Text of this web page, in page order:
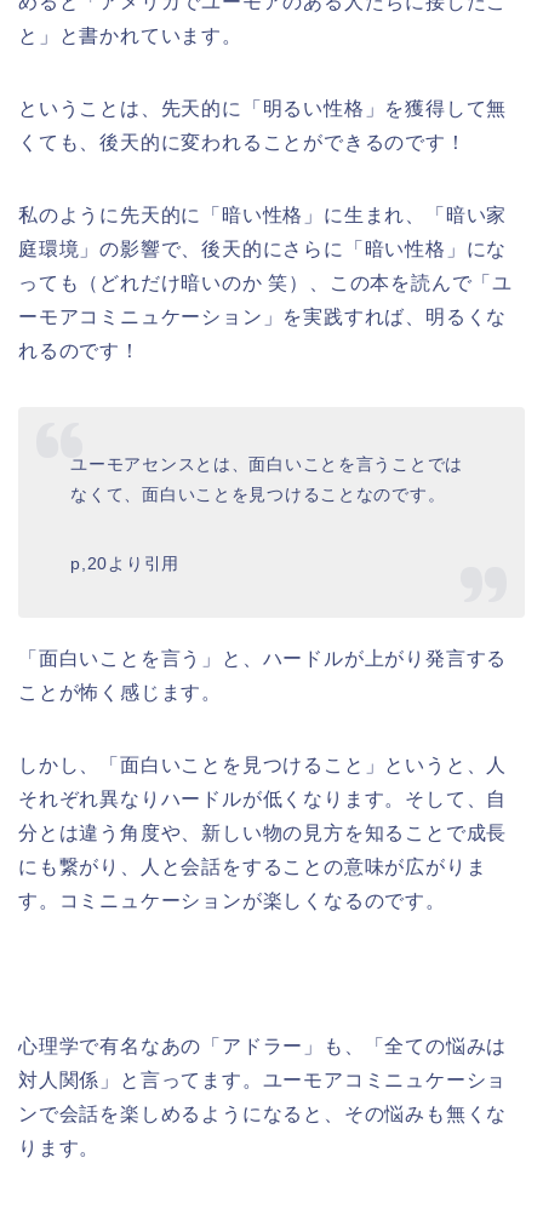
と」と書かれています。
ということは、先天的に「明るい性格」を獲得して無
くても、後天的に変われることができるのです！
私のように先天的に「暗い性格」に生まれ、「暗い家
庭環境」の影響で、後天的にさらに「暗い性格」にな
っても（どれだけ暗いのか 笑）、この本を読んで「ユ
ーモアコミニュケーション」を実践すれば、明るくな
れるのです！
ユーモアセンスとは、面白いことを言うことでは
なくて、面白いことを見つけることなのです。
p,20より引用
「面白いことを言う」と、ハードルが上がり発言する
ことが怖く感じます。
しかし、「面白いことを見つけること」というと、人
それぞれ異なりハードルが低くなります。そして、自
分とは違う角度や、新しい物の見方を知ることで成長
にも繋がり、人と会話をすることの意味が広がりま
す。コミニュケーションが楽しくなるのです。
心理学で有名なあの「アドラー」も、「全ての悩みは
対人関係」と言ってます。ユーモアコミニュケーショ
ンで会話を楽しめるようになると、その悩みも無くな
ります。